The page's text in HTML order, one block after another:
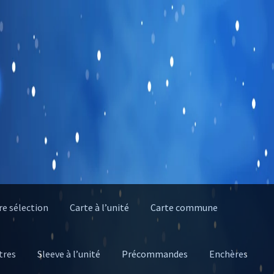
sélection Carte à l’unité Carte commune
Sleeve à l’unité Précommandes Enchères